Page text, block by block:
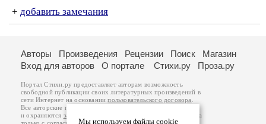
+ добавить замечания
Мы используем файлы cookie
Авторы Произведения Рецензии Поиск
Магазин
Вход для авторов
О портале Стихи.ру Проза.ру
Портал Стихи.ру предоставляет авторам возможность
свободной публикации своих литературных произведений в
сети Интернет на основаниипользовательского договора
Все авторские права на произведения принадлежат авторам
и охраняются законом
. Перепечатка произведений возможна